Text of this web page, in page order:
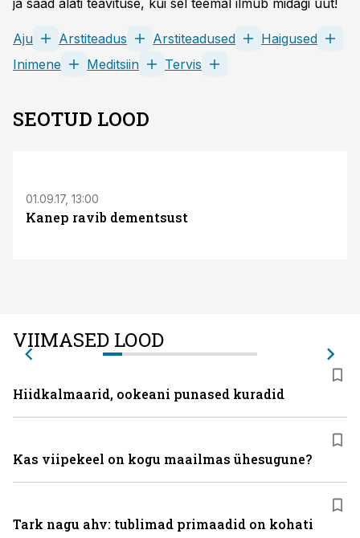
ja saad alati teavituse, kui sel teemal ilmub midagi uut!
Aju Arstiteadus Arstiteadused
Haigused
Inimene
Meditsiin Tervis
SEOTUD LOOD
01.09.17, 13:00
Kanep ravib dementsust
VIIMASED LOOD
Hiidkalmaarid, ookeani punased kuradid
Kas viipekeel on kogu maailmas ühesugune?
Tark nagu ahv: tublimad primaadid on kohati